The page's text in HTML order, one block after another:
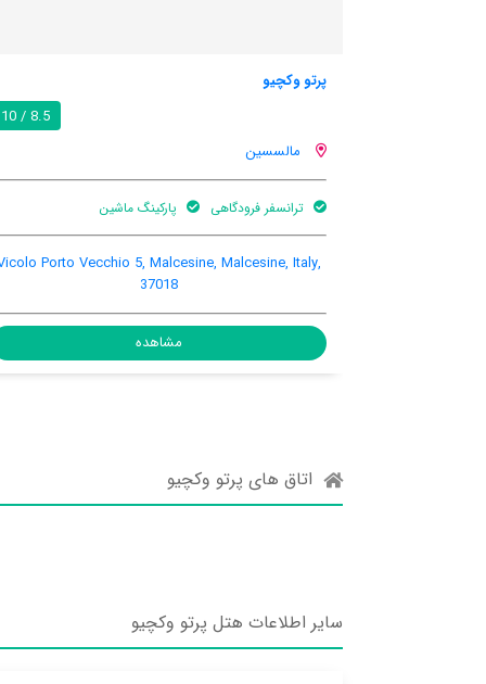
Vicolo Porto Vecchio 5, Malcesine,
بالکن
piano, Malcesine,
اتاق های پرتو وکچیو
سایر اطلاعات هتل پرتو وکچیو